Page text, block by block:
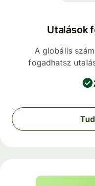
Utalások
A globális
fogadhatsz